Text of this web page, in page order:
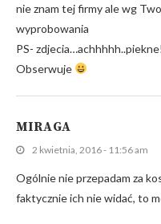
nie znam tej firmy ale wg
wyprobowania
PS-
Obserwuje
MIRAGA
2 kwietnia, 2016 - 11:56 am
Ogólnie nie przepadam za
faktycznie ich nie widać, to